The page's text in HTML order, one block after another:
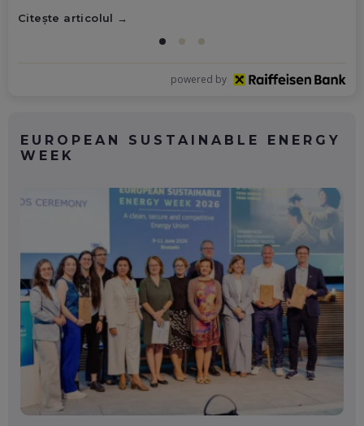
Citește articolul
powered by
EUROPEAN SUSTAINABLE ENERGY
WEEK